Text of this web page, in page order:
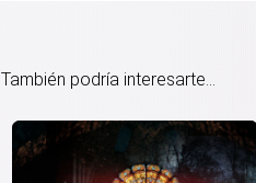
También podría interesarte...